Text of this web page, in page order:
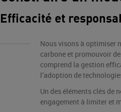
Efficacité et
Nous visons à optimiser
carbone et promouvoir
comprend la gestion
l’adoption de
Un des éléments clés de
engagement à limiter et